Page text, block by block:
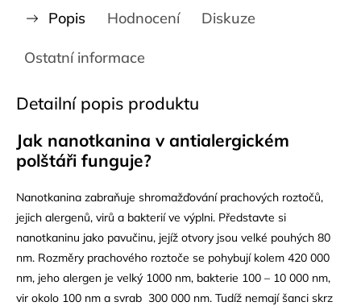
Popis Hodnocení Diskuze
Ostatní informace
Detailní popis produktu
Jak nanotkanina v antialergickém
polštáři funguje?
Nanotkanina zabraňuje shromažďování prachových roztočů,
jejich alergenů, virů a bakterií ve výplni. Představte si
nanotkaninu jako pavučinu, jejíž otvory jsou velké pouhých 80
nm. Rozměry prachového roztoče se pohybují kolem 420 000
nm, jeho alergen je velký 1000 nm, bakterie 100 – 10 000 nm,
vir okolo 100 nm a svrab 300 000 nm. Tudíž nemají šanci skrz